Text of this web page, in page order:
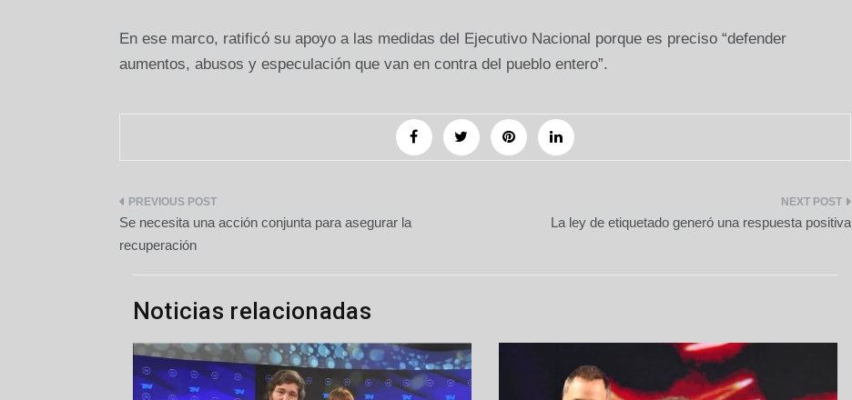
En ese marco, ratificó su apoyo a las medidas del Ejecutivo Nacional porque es preciso “defender
aumentos, abusos y especulación que van en contra del pueblo entero”.
Navegación
de
entradas
Se necesita una acción conjunta para asegurar la
recuperación
La ley de etiquetado generó una respuesta positiva
Noticias relacionadas